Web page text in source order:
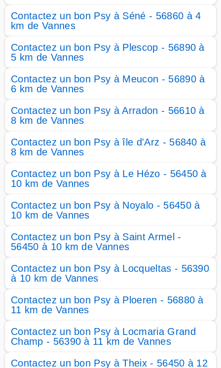
Contactez un bon Psy à Séné - 56860 à 4
km de Vannes
Contactez un bon Psy à Plescop - 56890 à
5 km de Vannes
Contactez un bon Psy à Meucon - 56890 à
6 km de Vannes
Contactez un bon Psy à Arradon - 56610 à
8 km de Vannes
Contactez un bon Psy à île d'Arz - 56840 à
8 km de Vannes
Contactez un bon Psy à Le Hézo - 56450 à
10 km de Vannes
Contactez un bon Psy à Noyalo - 56450 à
10 km de Vannes
Contactez un bon Psy à Saint Armel -
56450 à 10 km de Vannes
Contactez un bon Psy à Locqueltas - 56390
à 10 km de Vannes
Contactez un bon Psy à Ploeren - 56880 à
11 km de Vannes
Contactez un bon Psy à Locmaria Grand
Champ - 56390 à 11 km de Vannes
Contactez un bon Psy à Theix - 56450 à 12